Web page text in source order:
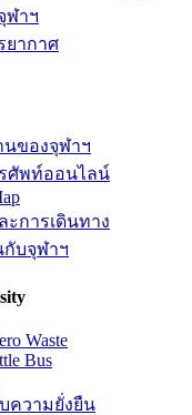
ฬาฯ
ยากาศ
นของจุฬาฯ
ศัพท์ออนไลน์
ะการเดินทาง
กับจุฬาฯ
Waste
Bus
ความยั่งยืน